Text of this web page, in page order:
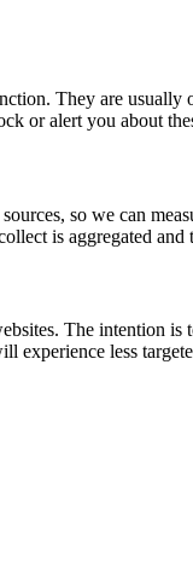
They are
or alert you about
so we can
is aggregated
The intention
experience less